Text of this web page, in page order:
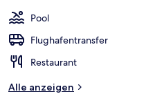
Pool
Flughafentransfer
Restaurant
Alle anzeigen